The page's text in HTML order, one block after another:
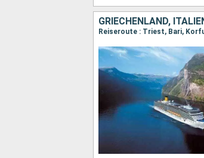
GRIECHENLAND,
Reiseroute : Triest, Bari,